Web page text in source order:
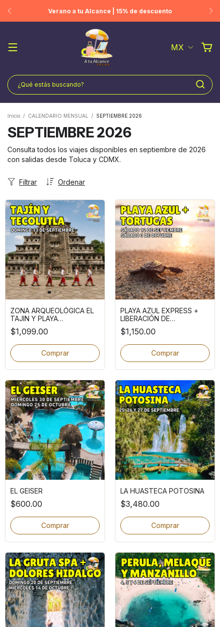
Consulta los viajes participantes
MX
Inicio / CALENDARIO MENSUAL / SEPTIEMBRE 2026
SEPTIEMBRE 2026
Consulta todos los viajes disponibles en septiembre de 2026
con salidas desde Toluca y CDMX.
Ordenar
Filtrar
ZONA ARQUEOLÓGICA EL
TAJIN Y PLAYA
TECOLUTLA
$1,099.00
Comprar
PLAYA AZUL EXPRESS +
LIBERACIÓN DE
TORTUGAS
$1,150.00
Comprar
EL GEISER
$600.00
Comprar
LA HUASTECA POTOSINA
$3,480.00
Comprar